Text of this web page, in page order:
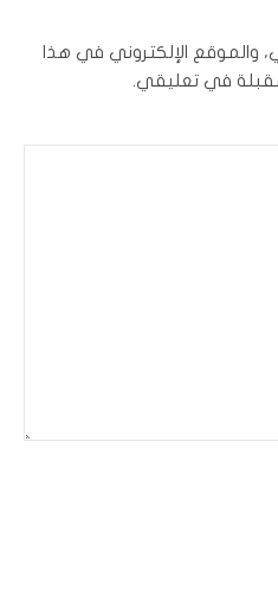
والموقع الإلكتروني في هذا
في تعليقي.